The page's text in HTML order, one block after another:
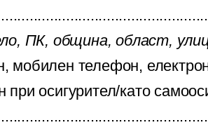
ПК, община, област,
мобилен телефон,
при осигурител/като